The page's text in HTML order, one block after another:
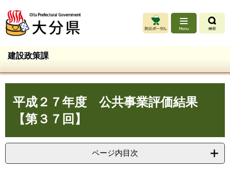
ジ
先
ュ
を
建設政策課
平成２７年度 公共事業評価結果
【第３７回】
ページ内目次